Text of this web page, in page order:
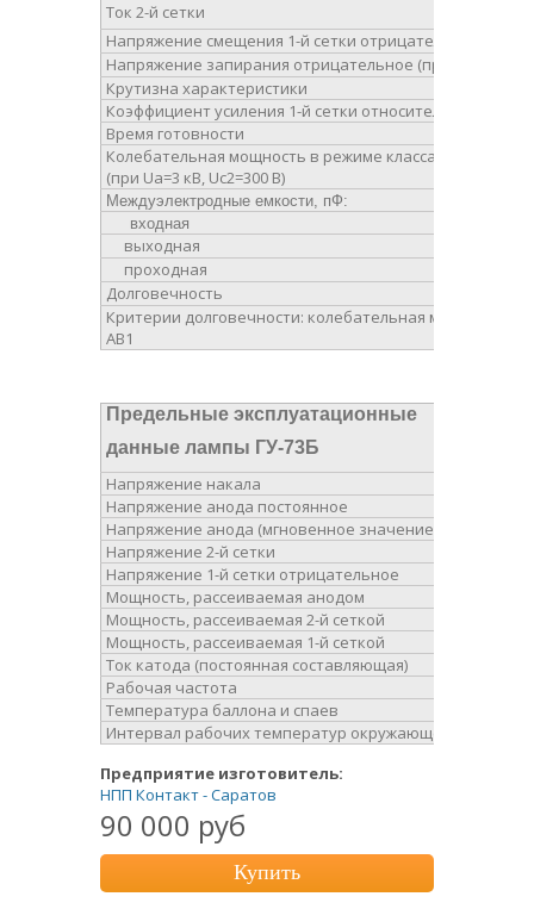
Ток 2-й сетки
Напряжение смещения 1-й сетки отрицательное
Напряжение запирания отрицательное (при Uа=4 В,
Крутизна характеристики
Коэффициент усиления 1-й сетки относительно 2-й
Время готовности
Колебательная мощность в режиме класса АВ1
(при Uа=3 кВ, Uс2=300 В)
Междуэлектродные емкости, пФ:
входная
выходная
проходная
Долговечность
Критерии долговечности: колебательная мощность в
АВ1
Предельные эксплуатационные
данные лампы ГУ-73Б
Напряжение накала
Напряжение анода постоянное
Напряжение анода (мгновенное значение)
Напряжение 2-й сетки
Напряжение 1-й сетки отрицательное
Мощность, рассеиваемая анодом
Мощность, рассеиваемая 2-й сеткой
Мощность, рассеиваемая 1-й сеткой
Ток катода (постоянная составляющая)
Рабочая частота
Температура баллона и спаев
Интервал рабочих температур окружающей среды
Предприятие изготовитель:
НПП Контакт - Саратов
90 000 руб
Купить